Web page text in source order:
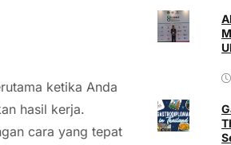
ketika Anda
hasil kerja.
cara yang tepat